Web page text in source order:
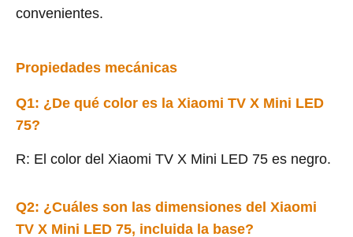
convenientes.
Propiedades mecánicas
Q1: ¿De qué color es la Xiaomi TV X Mini LED
75?
R: El color del Xiaomi TV X Mini LED 75 es negro.
Q2: ¿Cuáles son las dimensiones del Xiaomi
TV X Mini LED 75, incluida la base?